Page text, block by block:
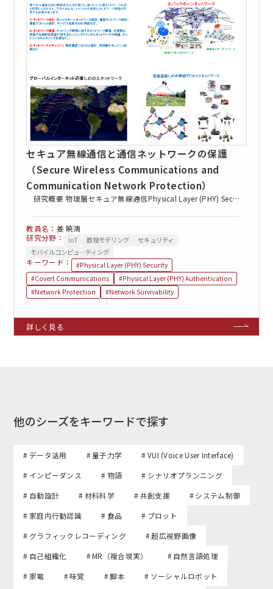
コンセプト動画
アクセス お問合せ
セキュア無線通信と通信ネットワークの保護
（Secure Wireless Communications and
Communication Network Protection）
研究概要 物理層セキュア無線通信Physical Layer (PHY) Sec…
姜 暁鴻
研究分野：
IoT 数理モデリング
セキュリティ
モバイルコンピュ―ティング
キーワード： #Physical Layer (PHY) Security
#Covert Communications
#Physical Layer (PHY) Authentication
#Network Protection
#Network Survivability
他のシーズをキーワードで探す
# データ活用 # 量子力学
# VUI (Voice User Interface)
# インピーダンス
# 物語
# シナリオプランニング
# 自動設計
# 材料科学 # 共創支援
# システム制御
# 家庭内行動認識
# 食品
# プロット
# グラフィックレコーディング
# 超広視野画像
# 自己組織化
# MR（複合現実）
# 自然言語処理
# 家電
# 味覚 # 脚本
# ソーシャルロボット